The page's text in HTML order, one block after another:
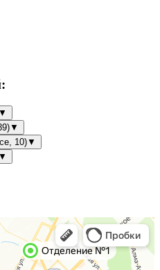
▼
▼
10)▼
▼